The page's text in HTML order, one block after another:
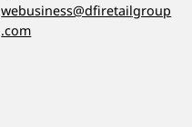
webusiness@dfiretailgroup
.com